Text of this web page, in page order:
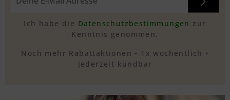
Ich habe die Datenschutzbestimmungen zur
Kenntnis genommen.
Noch mehr Rabattaktionen • 1x wochentlich •
jederzeit kündbar